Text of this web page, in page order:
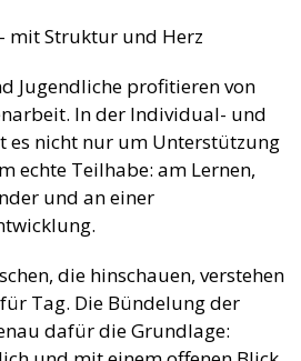
mit Struktur und Herz
Jugendliche profitieren von
In der Individual- und
es nicht nur um Unterstützung
echte Teilhabe: am Lernen,
und an einer
die hinschauen, verstehen
Tag. Die Bündelung der
dafür die Grundlage: